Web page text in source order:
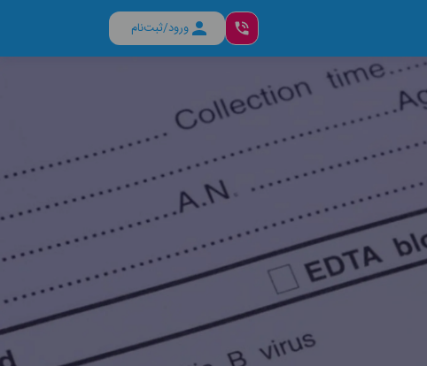
ورود/ثبت‌نام